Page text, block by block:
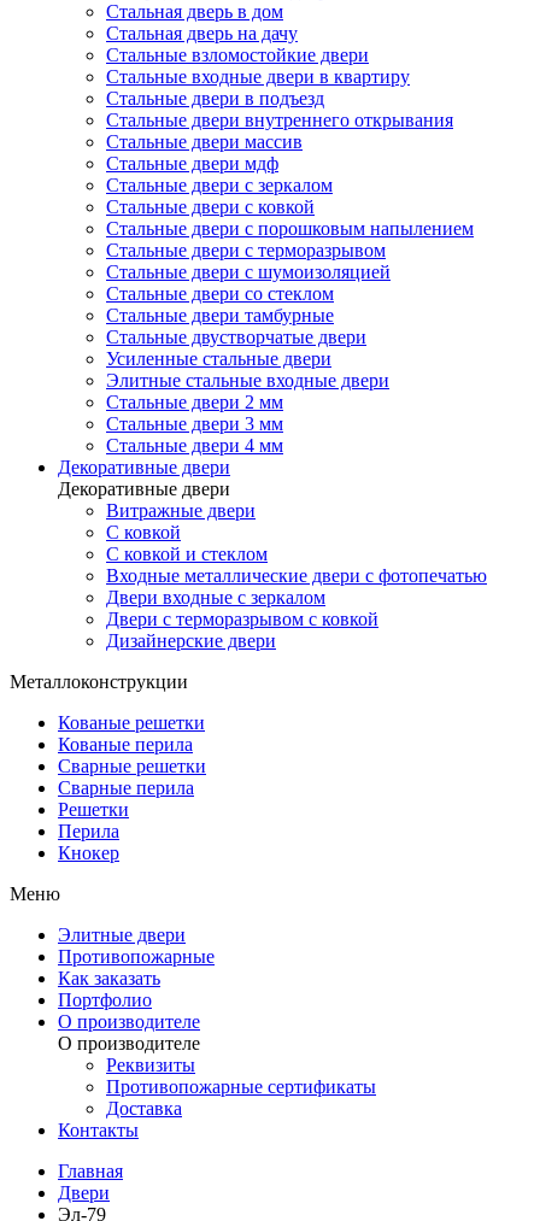
Стальная дверь в дом
Стальная дверь на дачу
Стальные взломостойкие двери
Стальные входные двери в квартиру
Стальные двери в подъезд
Стальные двери внутреннего открывания
Стальные двери массив
Стальные двери мдф
Стальные двери с зеркалом
Стальные двери с ковкой
Стальные двери с порошковым напылением
Стальные двери с терморазрывом
Стальные двери с шумоизоляцией
Стальные двери со стеклом
Стальные двери тамбурные
Стальные двустворчатые двери
Усиленные стальные двери
Элитные стальные входные двери
Стальные двери 2 мм
Стальные двери 3 мм
Стальные двери 4 мм
Декоративные двери
Декоративные двери
Витражные двери
С ковкой
С ковкой и стеклом
Входные металлические двери с фотопечатью
Двери входные с зеркалом
Двери с терморазрывом с ковкой
Дизайнерские двери
Металлоконструкции
Кованые решетки
Кованые перила
Сварные решетки
Сварные перила
Решетки
Перила
Кнокер
Меню
Элитные двери
Противопожарные
Как заказать
Портфолио
О производителе
О производителе
Реквизиты
Противопожарные сертификаты
Доставка
Контакты
Главная
Двери
Эл-79